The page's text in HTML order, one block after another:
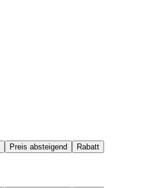
Preis absteigend Rabatt